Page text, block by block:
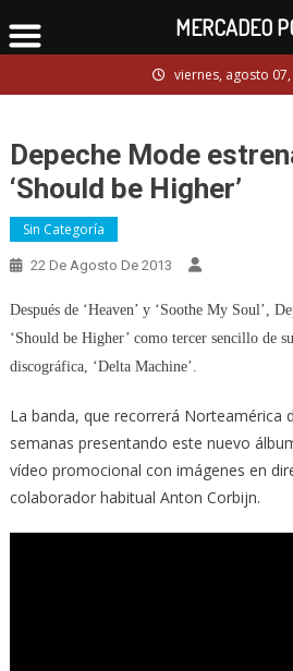
to
viernes, agosto
Depeche Mode
‘Should be Higher’
Sin Categoría
22 De Agosto De 2013
Después de ‘Heaven’ y ‘Soothe My Soul’,
‘Should be Higher’ como tercer sencillo de
discográfica, ‘Delta Machine’.
La banda, que recorrerá Norteamérica
semanas presentando este nuevo
vídeo promocional con imágenes en
colaborador habitual Anton Corbijn.
MERCADEO